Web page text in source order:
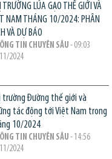
TRƯỜNG LÚA GẠO THẾ GIỚI VÀ
NAM THÁNG 10/2024: PHÂN
VÀ DỰ BÁO
TIN CHUYÊN SÂU - 09:03
11/2024
trường Đường thế giới và
tác động tới Việt Nam trong
10/2024
TIN CHUYÊN SÂU - 14:56
2024